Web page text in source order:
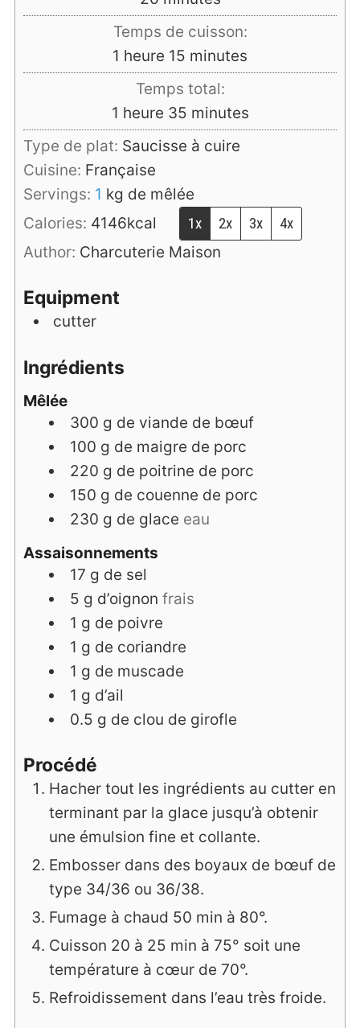
Temps de cuisson:
1 heure
heure 15 minutes
minutes
Temps total:
1 heure
heure 35minutes
minutes
Type de plat: Saucisse à cuire
Cuisine: Française
Servings: 1 kg de mêlée
Calories: 4146kcal 1x 2x 3x
4x
Author: Charcuterie Maison
Equipment
cutter
Ingrédients
Mêlée
300 g de viande de bœuf
100 g de maigre de porc
220 g de poitrine de porc
150 g de couenne de porc
230 g de glace eau
Assaisonnements
17 g de sel
5 g d’oignon frais
1 g de poivre
1 g de coriandre
1 g de muscade
1 g d’ail
0.5 g de clou de girofle
Procédé
Hacher tout les ingrédients au cutter en
terminant par la glace jusqu’à obtenir
une émulsion fine et collante.
Embosser dans des boyaux de bœuf de
type 34/36 ou 36/38.
Fumage à chaud 50 min à 80°.
Cuisson 20 à 25 min à 75° soit une
température à cœur de 70°.
Refroidissement dans l’eau très froide.